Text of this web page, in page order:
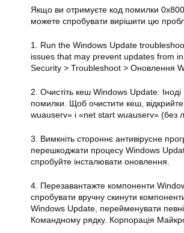
Якщо ви отримуєте код помилки
можете спробувати вирішити цю
1. Run the Windows Update
issues that may prevent updates from
Security > Troubleshoot > Оновлення
2. Очистіть кеш Windows Update:
помилки. Щоб очистити кеш, відкрийте
wuauserv» і «net start wuauserv» (без
3. Вимкніть стороннє антивірусне
перешкоджати процесу Windows
спробуйте інсталювати оновлення.
4. Перезавантажте компоненти
спробувати вручну скинути
Windows Update, перейменувати
Командному рядку. Корпорація